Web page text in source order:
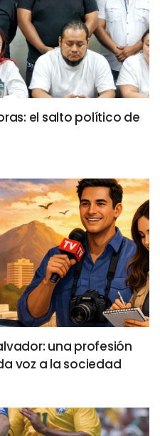
el salto político de
una profesión
voz a la sociedad